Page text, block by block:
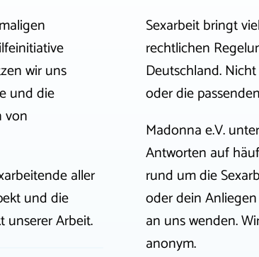
wir uns
und die
von
aller
und die
unserer Arbeit.
Sexarbeit bringt
rechtlichen
Deutschland.
oder die
Madonna e.V.
Antworten auf
rund um die
oder dein
an uns wenden.
anonym.